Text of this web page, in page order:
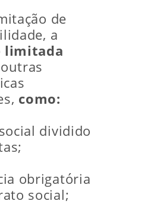
de
a
limitada
como:
dividido
obrigatória
social;